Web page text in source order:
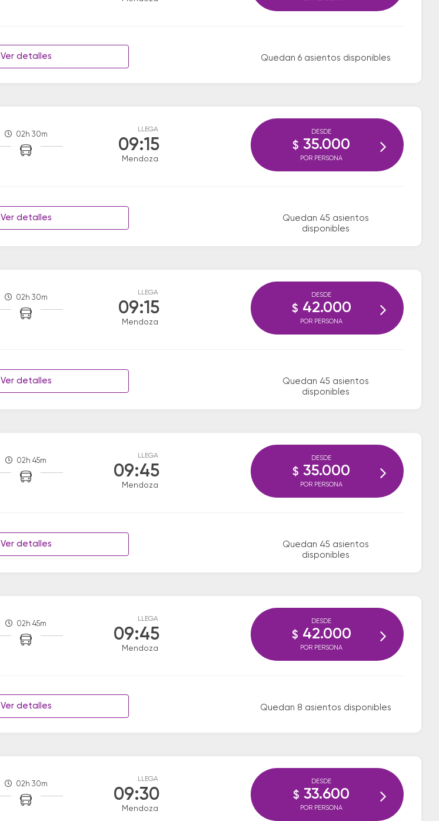
Ver detalles Quedan 6 asientos disponibles
02h 30m
LLEGA
09:15
Mendoza
Ver detalles
Quedan 45 asientos
disponibles
DESDE
$ 35.000
POR PERSONA
02h 30m
LLEGA
09:15
Mendoza
Ver detalles
Quedan 45 asientos
disponibles
DESDE
$ 42.000
POR PERSONA
02h 45m
LLEGA
09:45
Mendoza
Ver detalles
Quedan 45 asientos
disponibles
DESDE
$ 35.000
POR PERSONA
02h 45m
LLEGA
09:45
Mendoza
Ver detalles Quedan 8 asientos disponibles
DESDE
$ 42.000
POR PERSONA
02h 30m
LLEGA
09:30
Mendoza
DESDE
$ 33.600
POR PERSONA